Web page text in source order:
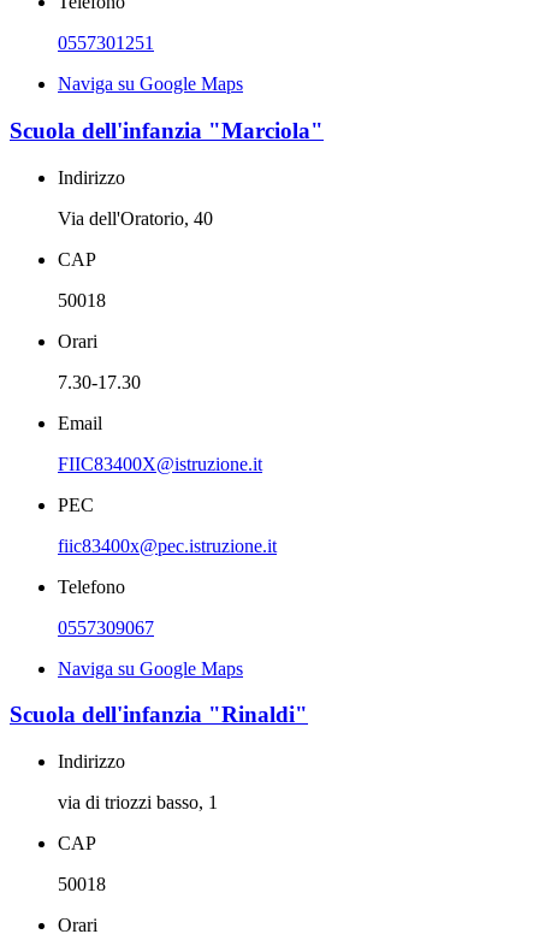
0557301251
Naviga su Google Maps
Scuola dell'infanzia "Marciola"
Indirizzo
Via dell'Oratorio, 40
CAP
50018
Orari
7.30-17.30
Email
FIIC83400X@istruzione.it
PEC
fiic83400x@pec.istruzione.it
Telefono
0557309067
Naviga su Google Maps
Scuola dell'infanzia "Rinaldi"
Indirizzo
via di triozzi basso, 1
CAP
50018
Orari